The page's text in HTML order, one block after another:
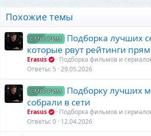
и
и
:
Похожие темы
СМОТРИМ
Подборка лучших
которые рвут рейтинги
Erasus
Подборка фильмов и
Ответы 5 29.05.2026
СМОТРИМ
Подборку лучших
собрали в сети
Erasus
Подборка фильмов и
Ответы 0 12.04.2026